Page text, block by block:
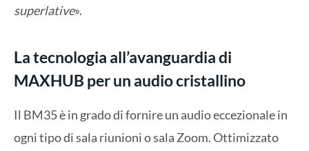
superlative».
La tecnologia all’avanguardia di
MAXHUB per un audio cristallino
Il BM35 è in grado di fornire un audio eccezionale in
ogni tipo di sala riunioni o sala Zoom. Ottimizzato